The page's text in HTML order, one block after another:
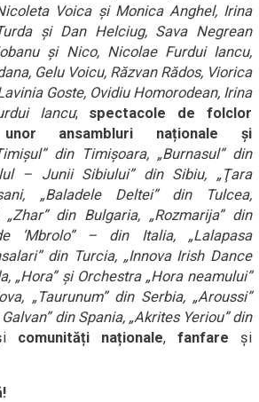
Voica şi Monica Anghel, Irina
şi Dan Helciug, Sava Negrean
şi Nico, Nicolae Furdui Iancu,
Gelu Voicu, Răzvan Rădos, Viorica
Goste, Ovidiu Homorodean, Irina
Iancu; spectacole de folclor
ansambluri naționale și
din Timişoara, „Burnasul” din
– Junii Sibiului” din Sibiu, „Ţara
„Baladele Deltei” din Tulcea,
din Bulgaria, „Rozmarija” din
’Mbrolo” – din Italia, „Lalapasa
din Turcia, „Innova Irish Dance
„Hora” şi Orchestra „Hora neamului”
„Taurunum” din Serbia, „Aroussi”
din Spania, „Akrites Yeriou” din
comunități naționale, fanfare și